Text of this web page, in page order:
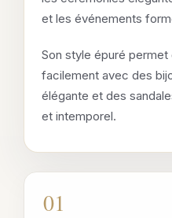
et les événements
Son style épuré permet
facilement avec des
élégante et des
et intemporel.
01